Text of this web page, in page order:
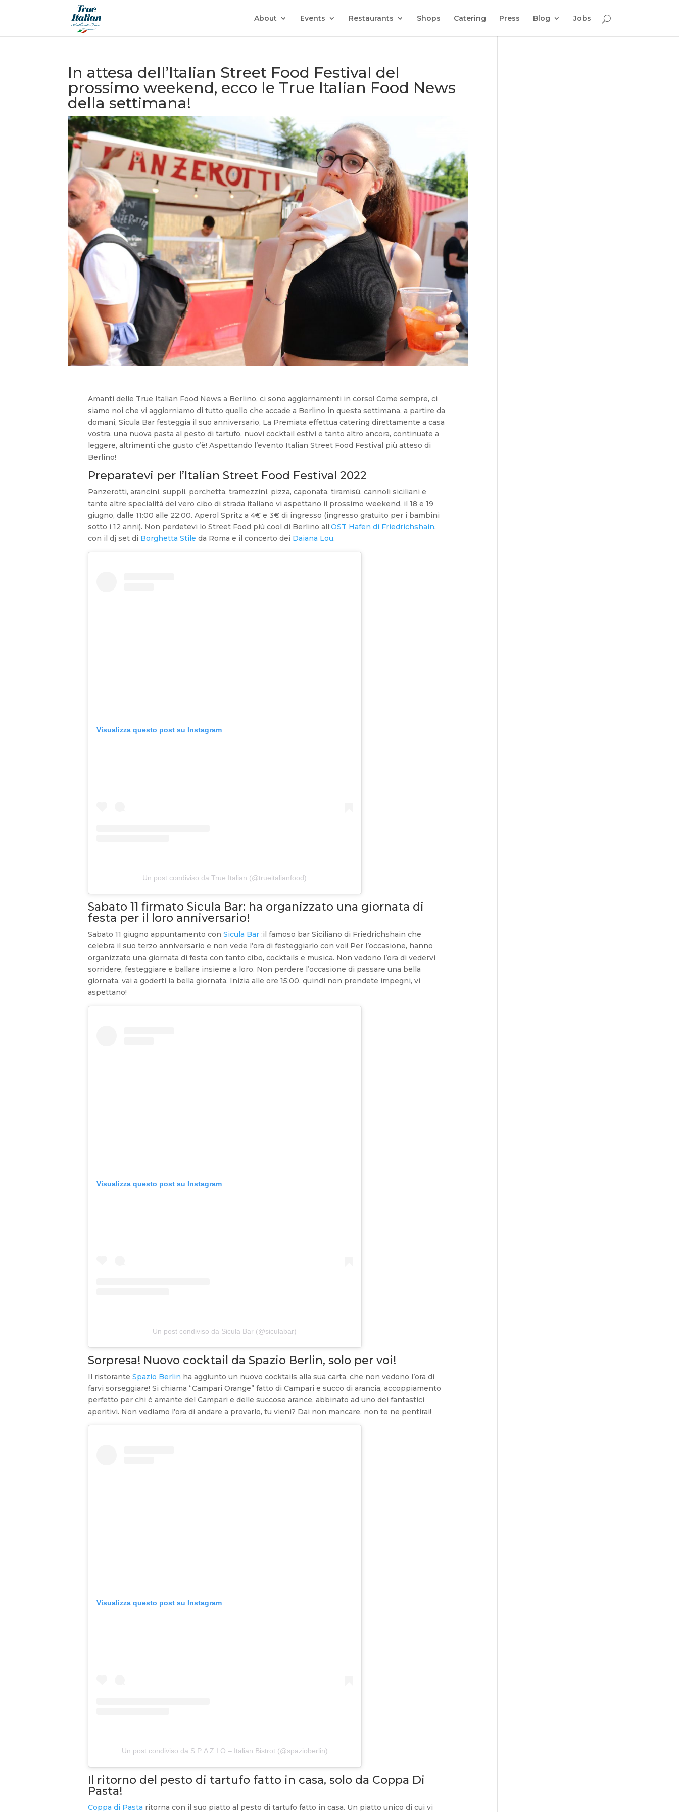
About Events Restaurants Shops Catering Press Blog Jobs
In attesa dell’Italian Street Food Festival del
prossimo weekend, ecco le True Italian Food News
della settimana!
Amanti delle True Italian Food News a Berlino, ci sono aggiornamenti in corso! Come sempre, ci
siamo noi che vi aggiorniamo di tutto quello che accade a Berlino in questa settimana, a partire da
domani, Sicula Bar festeggia il suo anniversario, La Premiata effettua catering direttamente a casa
vostra, una nuova pasta al pesto di tartufo, nuovi cocktail estivi e tanto altro ancora, continuate a
leggere, altrimenti che gusto c’è! Aspettando l’evento Italian Street Food Festival più atteso di
Berlino!
Preparatevi perl’Italian Street Food Festival 2022
Panzerotti, arancini, supplì, porchetta, tramezzini, pizza, caponata, tiramisù, cannoli siciliani e
tante altre specialità del vero cibo di strada italiano vi aspettano il prossimo weekend, il 18 e 19
giugno, dalle 11:00 alle 22:00. Aperol Spritz a 4€ e 3€ di ingresso (ingresso gratuito per i bambini
sotto i 12 anni). Non perdetevi lo Street Food più cool di Berlino all‘OST Hafen di Friedrichshain,
con il dj set di Borghetta Stile da Roma e il concerto dei Daiana Lou.
Visualizza questo post su Instagram
Un post condiviso da True Italian (@trueitalianfood)
Sabato 11 firmato Sicula Bar: ha organizzato una giornata di
festa per il loro anniversario!
Sabato 11 giugno appuntamento con Sicula Bar:il famoso bar Siciliano di Friedrichshain che
celebra il suo terzo anniversario e non vede l’ora di festeggiarlo con voi! Per l’occasione, hanno
organizzato una giornata di festa con tanto cibo, cocktails e musica. Non vedono l’ora di vedervi
sorridere, festeggiare e ballare insieme a loro. Non perdere l’occasione di passare una bella
giornata, vai a goderti la bella giornata. Inizia alle ore 15:00, quindi non prendete impegni, vi
aspettano!
Visualizza questo post su Instagram
Un post condiviso da Sicula Bar (@siculabar)
Sorpresa! Nuovo cocktail da Spazio Berlin, solo per voi!
Il ristorante Spazio Berlin ha aggiunto un nuovo cocktails alla sua carta, che non vedono l’ora di
farvi sorseggiare! Si chiama “Campari Orange” fatto di Campari e succo di arancia, accoppiamento
perfetto per chi è amante del Campari e delle succose arance, abbinato ad uno dei fantastici
aperitivi. Non vediamo l’ora di andare a provarlo, tu vieni? Dai non mancare, non te ne pentirai!
Visualizza questo post su Instagram
Un post condiviso da S P Λ Z I O – Italian Bistrot (@spazioberlin)
Il ritorno del pesto di tartufo fatto in casa, solo da Coppa Di
Pasta!
Coppa di Pasta ritorna con il suo piatto al pesto di tartufo fatto in casa. Un piatto unico di cui vi